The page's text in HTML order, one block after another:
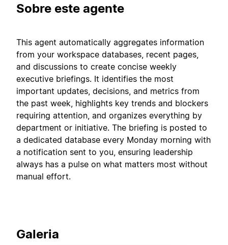
Sobre este agente
This agent automatically aggregates information
from your workspace databases, recent pages,
and discussions to create concise weekly
executive briefings. It identifies the most
important updates, decisions, and metrics from
the past week, highlights key trends and blockers
requiring attention, and organizes everything by
department or initiative. The briefing is posted to
a dedicated database every Monday morning with
a notification sent to you, ensuring leadership
always has a pulse on what matters most without
manual effort.
Galeria